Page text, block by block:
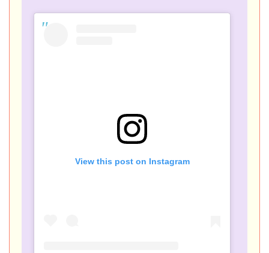
View this post on Instagram